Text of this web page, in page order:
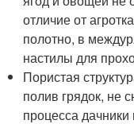
отличие от
полотно, в
настилы для
Пористая
полив грядок, не
процесса